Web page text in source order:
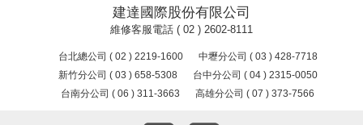
建達國際股份有限公司
維修客服電話 ( 02 ) 2602-8111
台北總公司 ( 02 ) 2219-1600
中壢分公司 ( 03 ) 428-7718
新竹分公司 ( 03 ) 658-5308
台中分公司 ( 04 ) 2315-0050
台南分公司 ( 06 ) 311-3663
高雄分公司 ( 07 ) 373-7566